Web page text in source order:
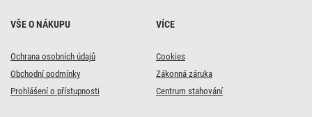
VŠE O NÁKUPU
Ochrana osobních údajů
Obchodní podmínky
Prohlášení o přístupnosti
VÍCE
Cookies
Zákonná záruka
Centrum stahování